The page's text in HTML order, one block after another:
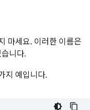
마세요. 이러한 이름은
니다.
지 예입니다.